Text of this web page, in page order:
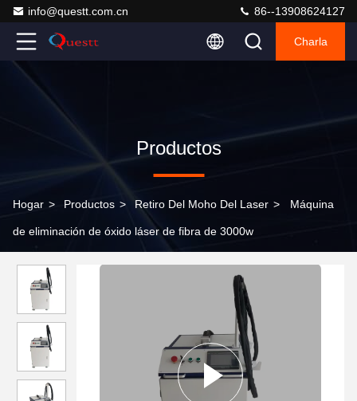
info@questt.com.cn 86--13908624127
Charla
Productos
Hogar > Productos > Retiro Del Moho Del Laser > Máquina
de eliminación de óxido láser de fibra de 3000w